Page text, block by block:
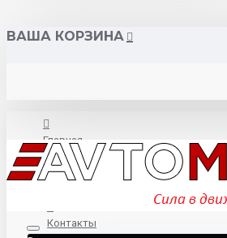
ВАША КОРЗИНА
Главная
О нас
Контакты